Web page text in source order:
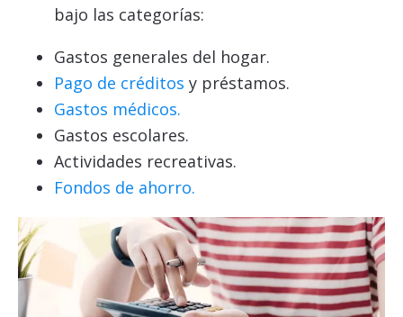
bajo las categorías:
Gastos generales del hogar.
Pago de créditos y préstamos.
Gastos médicos.
Gastos escolares.
Actividades recreativas.
Fondos de ahorro.